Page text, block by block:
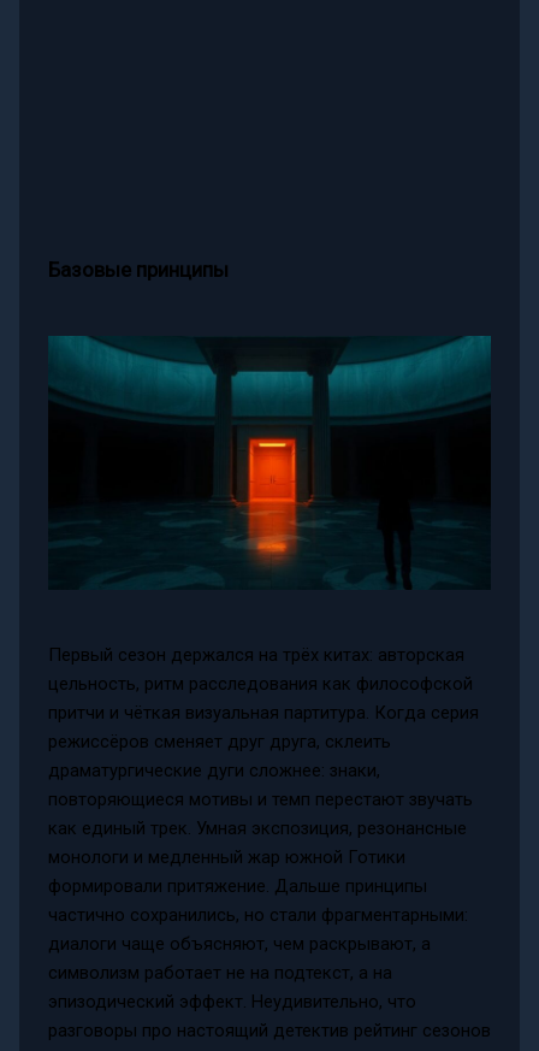
Базовые принципы
Первый сезон держался на трёх китах: авторская
цельность, ритм расследования как философской
притчи и чёткая визуальная партитура. Когда серия
режиссёров сменяет друг друга, склеить
драматургические дуги сложнее: знаки,
повторяющиеся мотивы и темп перестают звучать
как единый трек. Умная экспозиция, резонансные
монологи и медленный жар южной Готики
формировали притяжение. Дальше принципы
частично сохранились, но стали фрагментарными:
диалоги чаще объясняют, чем раскрывают, а
символизм работает не на подтекст, а на
эпизодический эффект. Неудивительно, что
разговоры про настоящий детектив рейтинг сезонов